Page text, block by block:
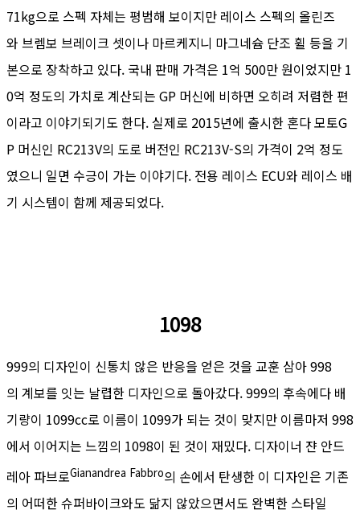
71kg으로 스펙 자체는 평범해 보이지만 레이스 스펙의 올린즈
와 브렘보 브레이크 셋이나 마르케지니 마그네슘 단조 휠 등을 기
본으로 장착하고 있다. 국내 판매 가격은 1억 500만 원이었지만 1
0억 정도의 가치로 계산되는 GP 머신에 비하면 오히려 저렴한 편
이라고 이야기되기도 한다. 실제로 2015년에 출시한 혼다 모토G
P 머신인 RC213V의 도로 버전인 RC213V-S의 가격이 2억 정도
였으니 일면 수긍이 가는 이야기다. 전용 레이스 ECU와 레이스 배
기 시스템이 함께 제공되었다.
1098
999의 디자인이 신통치 않은 반응을 얻은 것을 교훈 삼아 998
의 계보를 잇는 날렵한 디자인으로 돌아갔다. 999의 후속에다 배
기량이 1099cc로 이름이 1099가 되는 것이 맞지만 이름마저 998
에서 이어지는 느낌의 1098이 된 것이 재밌다. 디자이너 쟌 안드
레아 파브로Gianandrea Fabbro의 손에서 탄생한 이 디자인은 기존
의 어떠한 슈퍼바이크와도 닮지 않았으면서도 완벽한 스타일